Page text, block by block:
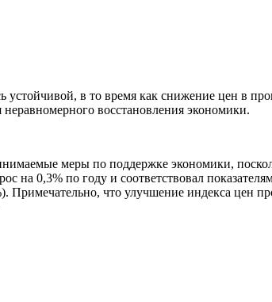
в то время как снижение цен в
восстановления экономики.
меры по поддержке экономики,
на 0,3% по году и соответствовал
что улучшение индекса цен